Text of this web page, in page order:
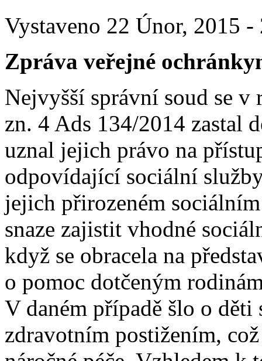
Vystaveno 22 Únor, 2015
Zpráva veřejné
Nejvyšší správní soud se v
zn. 4 Ads 134/2014 zastal
uznal jejich právo na
odpovídající sociální
jejich přirozeném
snaze zajistit vhodné
když se obracela na
o pomoc dotčeným
V daném případě šlo o
zdravotním postižením,